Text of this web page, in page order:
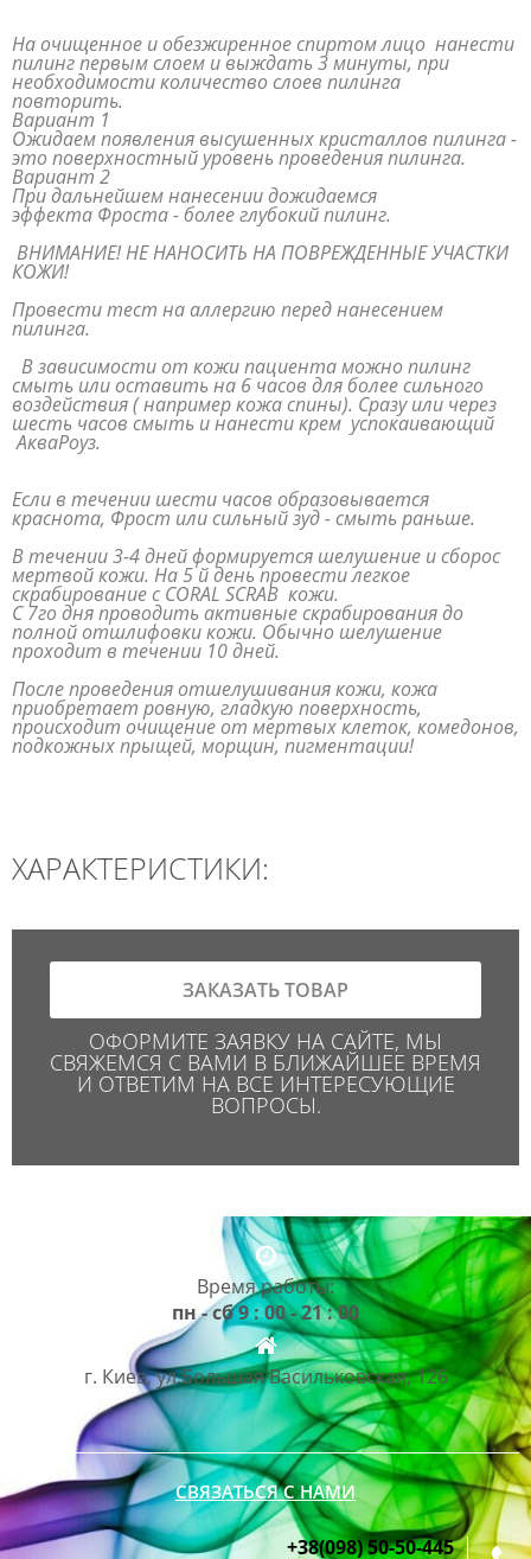
На очищенное и обезжиренное спиртом лицо нанести
пилинг первым слоем и выждать 3 минуты, при
необходимости количество слоев пилинга
повторить.
Вариант 1
Ожидаем появления высушенных кристаллов пилинга -
это поверхностный уровень проведения пилинга.
Вариант 2
При дальнейшем нанесении дожидаемся
эффекта Фроста - более глубокий пилинг.
ВНИМАНИЕ! НЕ НАНОСИТЬ НА ПОВРЕЖДЕННЫЕ УЧАСТКИ
КОЖИ!
Провести тест на аллергию перед нанесением
пилинга.
В зависимости от кожи пациента можно пилинг
смыть или оставить на 6 часов для более сильного
воздействия ( например кожа спины). Сразу или через
шесть часов смыть и нанести крем успокаивающий
АкваРоуз.
Если в течении шести часов образовывается
краснота, Фрост или сильный зуд - смыть раньше.
В течении 3-4 дней формируется шелушение и сборос
мертвой кожи. На 5 й день провести легкое
скрабирование с CORAL SCRAB кожи.
С 7го дня проводить активные скрабирования до
полной отшлифовки кожи. Обычно шелушение
проходит в течении 10 дней.
После проведения отшелушивания кожи, кожа
приобретает ровную, гладкую поверхность,
происходит очищение от мертвых клеток, комедонов,
подкожных прыщей, морщин, пигментации!
ХАРАКТЕРИСТИКИ:
ЗАКАЗАТЬ ТОВАР
ОФОРМИТЕ ЗАЯВКУ НА САЙТЕ, МЫ
СВЯЖЕМСЯ С ВАМИ В БЛИЖАЙШЕЕ ВРЕМЯ
И ОТВЕТИМ НА ВСЕ ИНТЕРЕСУЮЩИЕ
ВОПРОСЫ.
Время работы:
пн - сб 9 : 00 - 21 : 00
г. Киев, ул.Большая Васильковская, 126
СВЯЗАТЬСЯ С НАМИ
+38(098) 50-50-445